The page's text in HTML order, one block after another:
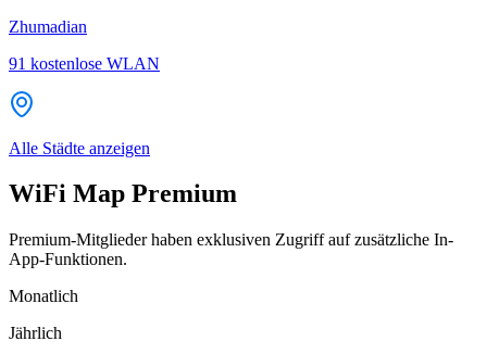
Zhumadian
91 kostenlose WLAN
Alle Städte anzeigen
WiFi Map Premium
Premium-Mitglieder haben exklusiven Zugriff auf zusätzliche In-
App-Funktionen.
Monatlich
Jährlich